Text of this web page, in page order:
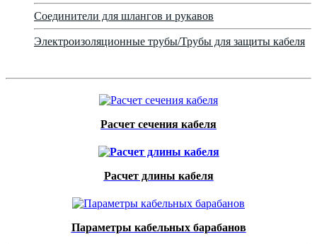
Соединители для шлангов и рукавов
Электроизоляционные трубы/Трубы для защиты кабеля
Расчет сечения кабеля
Расчет длины кабеля
Параметры кабельных барабанов